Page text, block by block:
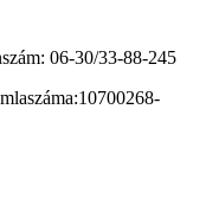
06-30/33-88-245